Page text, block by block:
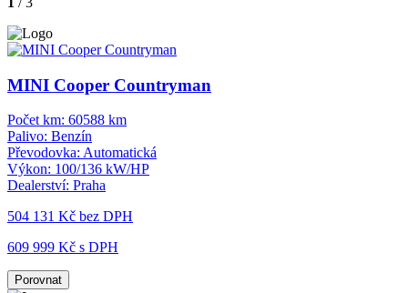
MINI Cooper Countryman
Počet km: 60588 km
Palivo: Benzín
Převodovka: Automatická
Výkon: 100/136 kW/HP
Dealerství: Praha
504 131 Kč bez DPH
609 999 Kč s DPH
Porovnat